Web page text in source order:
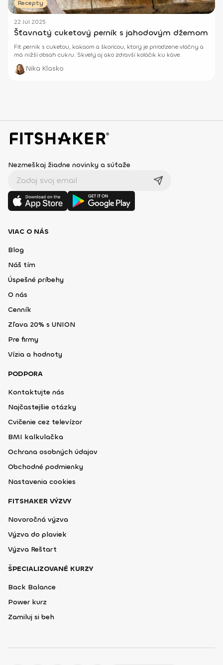
Recepty
22 Júl 2025
Šťavnatý cuketový perník s jahodovým džemom
Fit perník s cuketou, kakaom a škoricou, ktorý je prirodzene vláčny a
má nižší obsah cukru. Skvelý aj ako zdravší koláčik ku káve.
Nika Klasko
Nezmeškaj žiadne novinky a súťaže
VIAC O NÁS
Blog
Náš tím
Úspešné príbehy
O nás
Cenník
Zľava 20% s UNION
Pre firmy
Vízia a hodnoty
PODPORA
Kontaktujte nás
Najčastejšie otázky
Cvičenie cez televízor
BMI kalkulačka
Ochrana osobných údajov
Obchodné podmienky
Nastavenia cookies
FITSHAKER VÝZVY
Novoročná výzva
Výzva do plaviek
Výzva Reštart
ŠPECIALIZOVANÉ KURZY
Back Balance
Power kurz
Zamiluj si beh